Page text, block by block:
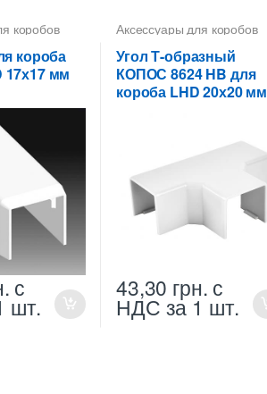
коробов
короба
мм
с
шт.
Аксессуары для коробов
Угол Т-образный
КОПОС 8624 HB для
короба LHD 20х20 мм
43,30 грн. с
НДС за 1 шт.